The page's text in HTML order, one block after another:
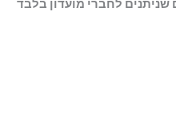
שניתנים לחברי מועדון בלבד